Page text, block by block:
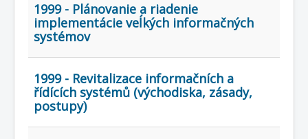
1999 - Plánovanie a riadenie
implementácie veĺkých informačných
systémov
1999 - Revitalizace informačních a
řídících systémů (východiska, zásady,
postupy)